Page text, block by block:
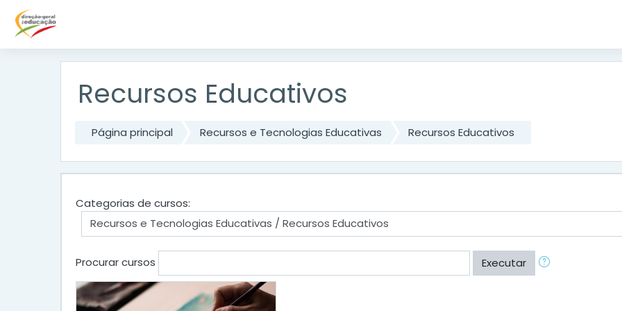
Recursos Educativos
Página principal Recursos e Tecnologias Educativas Recursos Educativos
Categorias de cursos:
Procurar cursos Executar